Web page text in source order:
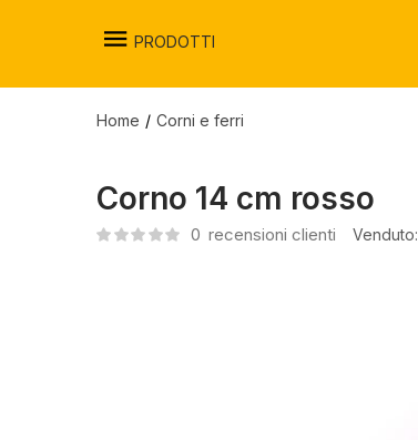
PRODOTTI
Home Corni e ferri
Corno 14 cm rosso
0 recensioni clienti Venduto: